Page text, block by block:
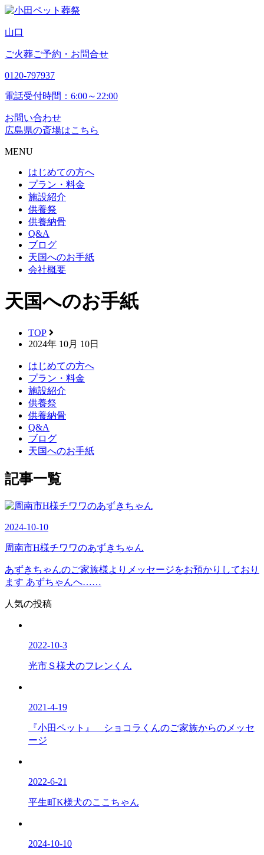
山口
ご火葬ご予約・お問合せ
0120-797937
電話受付時間：6:00～22:00
お問い合わせ
広島県の斎場はこちら
MENU
はじめての方へ
プラン・料金
施設紹介
供養祭
供養納骨
Q&A
ブログ
天国へのお手紙
会社概要
天国へのお手紙
TOP
2024年 10月 10日
はじめての方へ
プラン・料金
施設紹介
供養祭
供養納骨
Q&A
ブログ
天国へのお手紙
記事一覧
2024-10-10
周南市H様チワワのあずきちゃん
あずきちゃんのご家族様よりメッセージをお預かりしており
ます あずちゃんへ……
人気の投稿
2022-10-3
光市Ｓ様犬のフレンくん
2021-4-19
『小田ペット』 ショコラくんのご家族からのメッセ
ージ
2022-6-21
平生町K様犬のここちゃん
2024-10-10